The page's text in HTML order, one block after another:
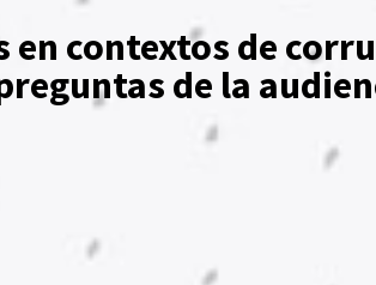
en contextos de
de la